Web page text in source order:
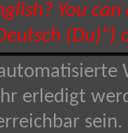
You
(Du)")
erledigt